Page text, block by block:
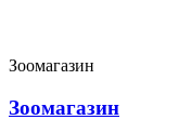
Зоомагазин
Зоомагазин